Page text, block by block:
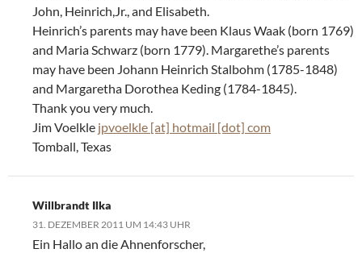
John, Heinrich,Jr., and Elisabeth.
Heinrich’s parents may have been Klaus Waak (born 1769)
and Maria Schwarz (born 1779). Margarethe’s parents
may have been Johann Heinrich Stalbohm (1785-1848)
and Margaretha Dorothea Keding (1784-1845).
Thank you very much.
Jim Voelkle jpvoelkle [at] hotmail [dot] com
Tomball, Texas
Willbrandt Ilka
31. DEZEMBER 2011 UM 14:43 UHR
Ein Hallo an die Ahnenforscher,